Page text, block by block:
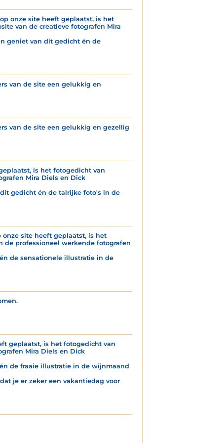
onze site heeft geplaatst, is het
van de creatieve fotografen Mira
geniet van dit gedicht én de
van de site een gelukkig en
van de site een gelukkig en gezellig
is het fotogedicht van
Mira Diels en Dick
gedicht én de talrijke foto's in de
onze site heeft geplaatst, is het
de professioneel werkende fotografen
de sensationele illustratie in de
geplaatst, is het fotogedicht van
Mira Diels en Dick
de fraaie illustratie in de wijnmaand
je er zeker een vakantiedag voor